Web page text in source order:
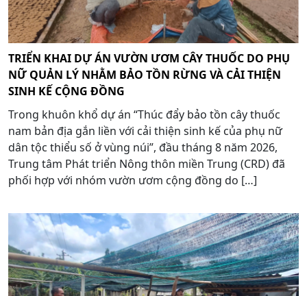
TRIỂN KHAI DỰ ÁN VƯỜN ƯƠM CÂY THUỐC DO PHỤ
NỮ QUẢN LÝ NHẰM BẢO TỒN RỪNG VÀ CẢI THIỆN
SINH KẾ CỘNG ĐỒNG
Trong khuôn khổ dự án “Thúc đẩy bảo tồn cây thuốc
nam bản địa gắn liền với cải thiện sinh kế của phụ nữ
dân tộc thiểu số ở vùng núi”, đầu tháng 8 năm 2026,
Trung tâm Phát triển Nông thôn miền Trung (CRD) đã
phối hợp với nhóm vườn ươm cộng đồng do […]